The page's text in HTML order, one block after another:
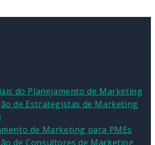
do Planejamento de Marketing
de Estrategistas de Marketing
de Marketing para PMEs
de Consultores de Marketing